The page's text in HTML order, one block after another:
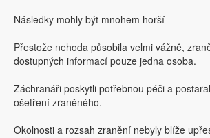
Následky mohly být mnohem horší
Přestože nehoda působila velmi vážně,
dostupných informací pouze jedna osoba.
Záchranáři poskytli potřebnou péči a
ošetření zraněného.
Okolnosti a rozsah zranění nebyly blíže